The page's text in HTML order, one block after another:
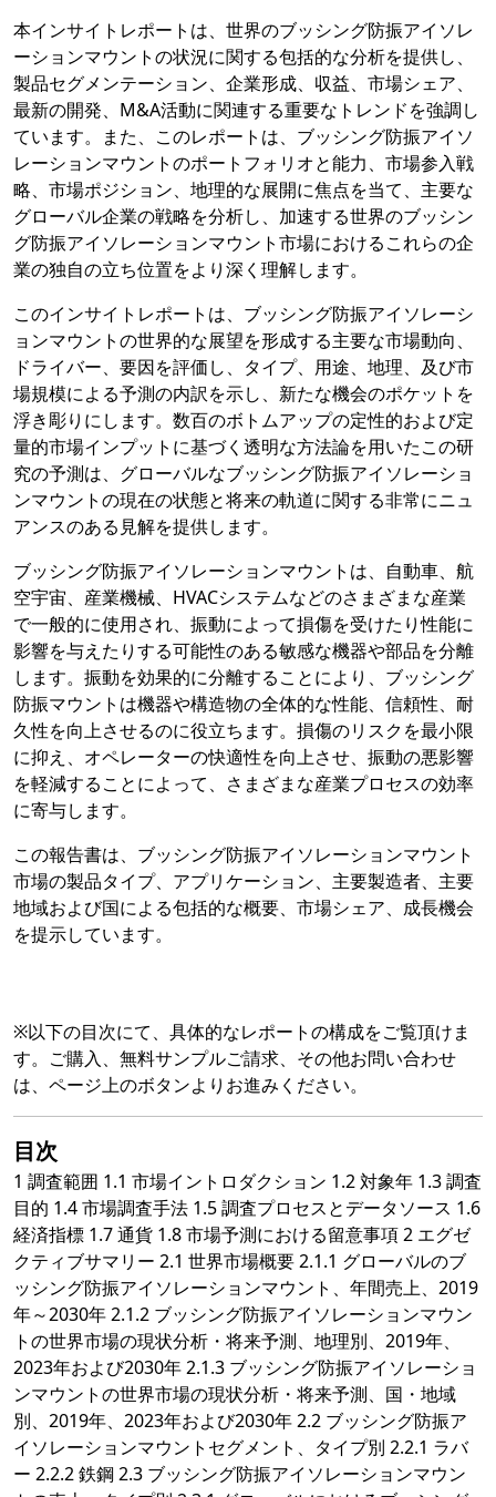
本インサイトレポートは、世界のブッシング防振アイソレ
ーションマウントの状況に関する包括的な分析を提供し、
製品セグメンテーション、企業形成、収益、市場シェア、
最新の開発、M&A活動に関連する重要なトレンドを強調し
ています。また、このレポートは、ブッシング防振アイソ
レーションマウントのポートフォリオと能力、市場参入戦
略、市場ポジション、地理的な展開に焦点を当て、主要な
グローバル企業の戦略を分析し、加速する世界のブッシン
グ防振アイソレーションマウント市場におけるこれらの企
業の独自の立ち位置をより深く理解します。
このインサイトレポートは、ブッシング防振アイソレーシ
ョンマウントの世界的な展望を形成する主要な市場動向、
ドライバー、要因を評価し、タイプ、用途、地理、及び市
場規模による予測の内訳を示し、新たな機会のポケットを
浮き彫りにします。数百のボトムアップの定性的および定
量的市場インプットに基づく透明な方法論を用いたこの研
究の予測は、グローバルなブッシング防振アイソレーショ
ンマウントの現在の状態と将来の軌道に関する非常にニュ
アンスのある見解を提供します。
ブッシング防振アイソレーションマウントは、自動車、航
空宇宙、産業機械、HVACシステムなどのさまざまな産業
で一般的に使用され、振動によって損傷を受けたり性能に
影響を与えたりする可能性のある敏感な機器や部品を分離
します。振動を効果的に分離することにより、ブッシング
防振マウントは機器や構造物の全体的な性能、信頼性、耐
久性を向上させるのに役立ちます。損傷のリスクを最小限
に抑え、オペレーターの快適性を向上させ、振動の悪影響
を軽減することによって、さまざまな産業プロセスの効率
に寄与します。
この報告書は、ブッシング防振アイソレーションマウント
市場の製品タイプ、アプリケーション、主要製造者、主要
地域および国による包括的な概要、市場シェア、成長機会
を提示しています。
※以下の目次にて、具体的なレポートの構成をご覧頂けま
す。ご購入、無料サンプルご請求、その他お問い合わせ
は、ページ上のボタンよりお進みください。
目次
1 調査範囲 1.1 市場イントロダクション 1.2 対象年 1.3 調査
目的 1.4 市場調査手法 1.5 調査プロセスとデータソース 1.6
経済指標 1.7 通貨 1.8 市場予測における留意事項 2 エグゼ
クティブサマリー 2.1 世界市場概要 2.1.1 グローバルのブ
ッシング防振アイソレーションマウント、年間売上、2019
年～2030年 2.1.2 ブッシング防振アイソレーションマウン
トの世界市場の現状分析・将来予測、地理別、2019年、
2023年および2030年 2.1.3 ブッシング防振アイソレーショ
ンマウントの世界市場の現状分析・将来予測、国・地域
別、2019年、2023年および2030年 2.2 ブッシング防振ア
イソレーションマウントセグメント、タイプ別 2.2.1 ラバ
ー 2.2.2 鉄鋼 2.3 ブッシング防振アイソレーションマウン